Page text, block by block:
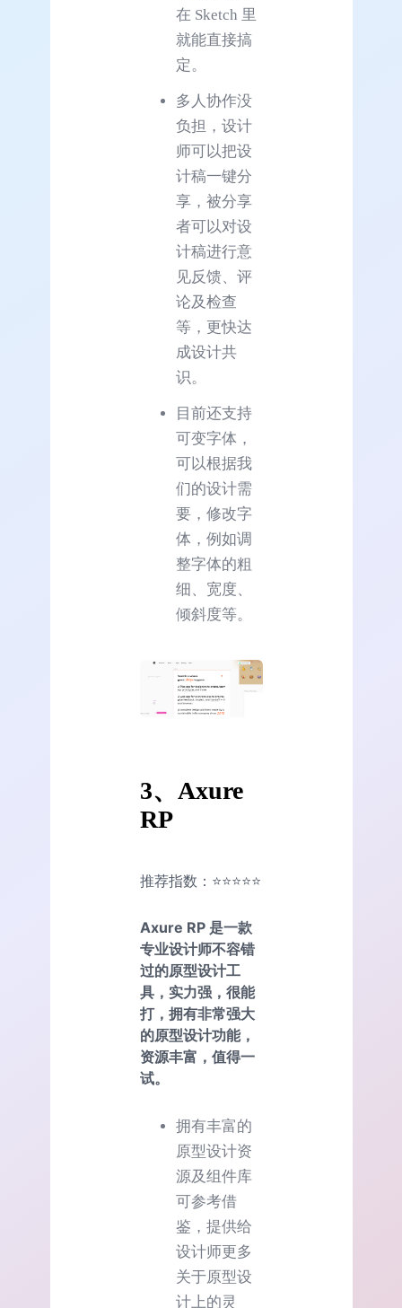
在 Sketch 里
就能直接搞
定。
多人协作没
负担，设计
师可以把设
计稿一键分
享，被分享
者可以对设
计稿进行意
见反馈、评
论及检查
等，更快达
成设计共
识。
目前还支持
可变字体，
可以根据我
们的设计需
要，修改字
体，例如调
整字体的粗
细、宽度、
倾斜度等。
3、Axure
RP
推荐指数：⭐⭐⭐⭐⭐
Axure RP 是一款
专业设计师不容错
过的原型设计工
具，实力强，很能
打，拥有非常强大
的原型设计功能，
资源丰富，值得一
试。
拥有丰富的
原型设计资
源及组件库
可参考借
鉴，提供给
设计师更多
关于原型设
计上的灵